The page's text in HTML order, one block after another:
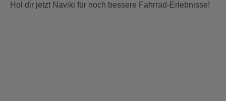
Hol dir jetzt Naviki für noch bessere Fahrrad-Erlebnisse!